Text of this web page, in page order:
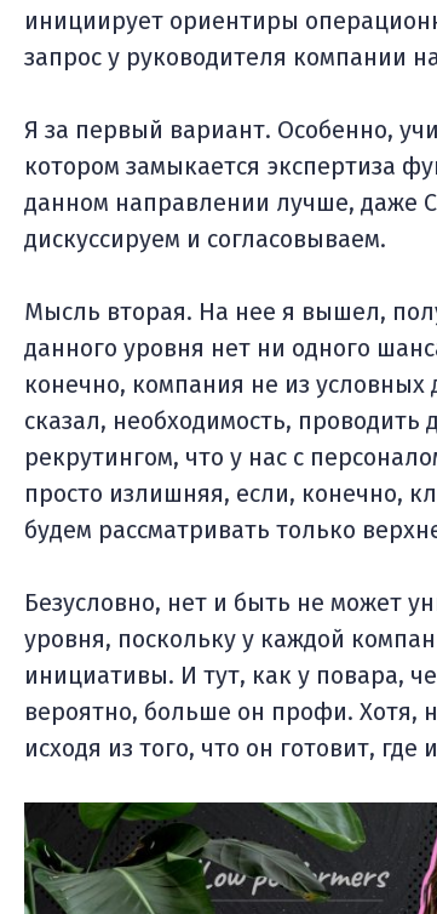
инициирует ориентиры
запрос у руководителя компании
Я за первый вариант. Особенно,
котором замыкается экспертиза
данном направлении лучше, даже
дискуссируем и согласовываем.
Мысль вторая. На нее я вышел,
данного уровня нет ни одного
конечно, компания не из условных
сказал, необходимость, проводить
рекрутингом, что у нас с
просто излишняя, если, конечно,
будем рассматривать только
Безусловно, нет и быть не может
уровня, поскольку у каждой
инициативы. И тут, как у повара,
вероятно, больше он профи. Хотя,
исходя из того, что он готовит, где